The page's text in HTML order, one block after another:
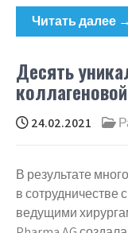
Читать далее →
Десять
24.02.2021
В результате
в сотрудничестве
ведущими